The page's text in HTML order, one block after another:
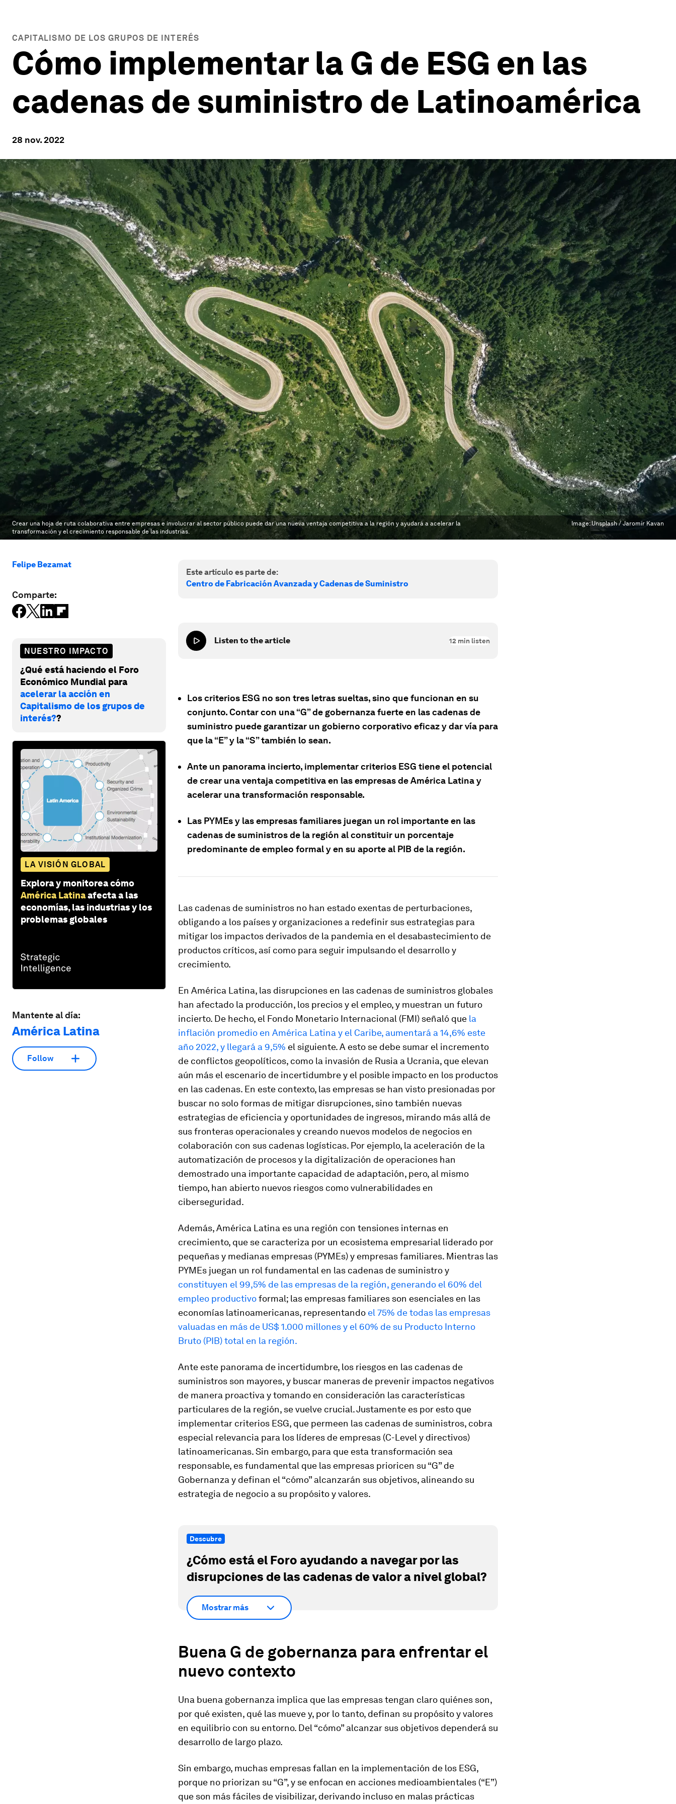
CAPITALISMO DE LOS GRUPOS DE INTERÉS
Cómo implementar la G de ESG en las
cadenas de suministro de Latinoamérica
28 nov. 2022
Crear una hoja de ruta colaborativa entre empresas e involucrar al sector público puede dar una nueva ventaja competitiva a la región y ayudará a acelerar la
transformación y el crecimiento responsable de las industrias.
Image:Unsplash / Jaromír Kavan
Felipe Bezamat
Comparte:
NUESTRO IMPACTO
¿Qué está haciendo el Foro
Económico Mundial para
acelerar la acción en
Capitalismo de los grupos de
interés??
LA VISIÓN GLOBAL
Explora y monitorea cómo
América Latinaafecta a las
economías, las industrias y los
problemas globales
Mantente al día:
América Latina
Follow
Este artículo es parte de:
Centro de Fabricación Avanzada y Cadenas de Suministro
Listen to the article 12 min listen
Los criterios ESG no son tres letras sueltas, sino que funcionan en su
conjunto. Contar con una “G” de gobernanza fuerte en las cadenas de
suministro puede garantizar un gobierno corporativo eficaz y dar vía para
que la “E” y la “S” también lo sean.
Ante un panorama incierto, implementar criterios ESG tiene el potencial
de crear una ventaja competitiva en las empresas de América Latina y
acelerar una transformación responsable.
Las PYMEs y las empresas familiares juegan un rol importante en las
cadenas de suministros de la región al constituir un porcentaje
predominante de empleo formal y en su aporte al PIB de la región.
Las cadenas de suministros no han estado exentas de perturbaciones,
obligando a los países y organizaciones a redefinir sus estrategias para
mitigar los impactos derivados de la pandemia en el desabastecimiento de
productos críticos, así como para seguir impulsando el desarrollo y
crecimiento.
En América Latina, las disrupciones en las cadenas de suministros globales
han afectado la producción, los precios y el empleo, y muestran un futuro
incierto. De hecho, el Fondo Monetario Internacional (FMI) señaló que la
inflación promedio en América Latina y el Caribe, aumentará a 14,6% este
año 2022, y llegará a 9,5% el siguiente. A esto se debe sumar el incremento
de conflictos geopolíticos, como la invasión de Rusia a Ucrania, que elevan
aún más el escenario de incertidumbre y el posible impacto en los productos
en las cadenas. En este contexto, las empresas se han visto presionadas por
buscar no solo formas de mitigar disrupciones, sino también nuevas
estrategias de eficiencia y oportunidades de ingresos, mirando más allá de
sus fronteras operacionales y creando nuevos modelos de negocios en
colaboración con sus cadenas logísticas. Por ejemplo, la aceleración de la
automatización de procesos y la digitalización de operaciones han
demostrado una importante capacidad de adaptación, pero, al mismo
tiempo, han abierto nuevos riesgos como vulnerabilidades en
ciberseguridad.
Además, América Latina es una región con tensiones internas en
crecimiento, que se caracteriza por un ecosistema empresarial liderado por
pequeñas y medianas empresas (PYMEs) y empresas familiares. Mientras las
PYMEs juegan un rol fundamental en las cadenas de suministro y
constituyen el 99,5% de las empresas de la región, generando el 60% del
empleo productivoformal; las empresas familiares son esenciales en las
economías latinoamericanas, representando el 75% de todas las empresas
valuadas en más de US$ 1.000 millones y el 60% de su Producto Interno
Bruto (PIB) total en la región.
Ante este panorama de incertidumbre, los riesgos en las cadenas de
suministros son mayores, y buscar maneras de prevenir impactos negativos
de manera proactiva y tomando en consideración las características
particulares de la región, se vuelve crucial. Justamente es por esto que
implementar criterios ESG, que permeen las cadenas de suministros, cobra
especial relevancia para los líderes de empresas (C-Level y directivos)
latinoamericanas. Sin embargo, para que esta transformación sea
responsable, es fundamental que las empresas prioricen su “G” de
Gobernanza y definan el “cómo” alcanzarán sus objetivos, alineando su
estrategia de negocio a su propósito y valores.
Descubre
¿Cómo está el Foro ayudando a navegar por las
disrupciones de las cadenas de valor a nivel global?
Mostrar más
Buena G de gobernanza para enfrentar el
nuevo contexto
Una buena gobernanza implica que las empresas tengan claro quiénes son,
por qué existen, qué las mueve y, por lo tanto, definan su propósito y valores
en equilibrio con su entorno. Del “cómo” alcanzar sus objetivos dependerá su
desarrollo de largo plazo.
Sin embargo, muchas empresas fallan en la implementación de los ESG,
porque no priorizan su “G”, y se enfocan en acciones medioambientales (“E”)
que son más fáciles de visibilizar, derivando incluso en malas prácticas